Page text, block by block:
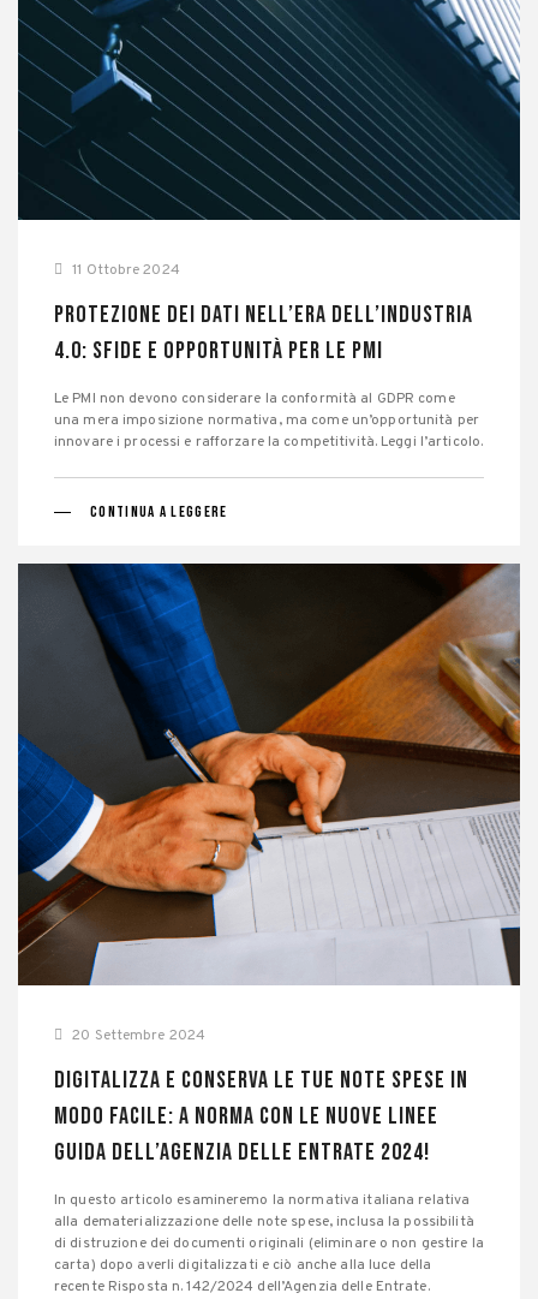
11 Ottobre 2024
Protezione dei Dati nell’Era dell’Industria
4.0: Sfide e Opportunità per le PMI
Le PMI non devono considerare la conformità al GDPR come
una mera imposizione normativa, ma come un’opportunità per
innovare i processi e rafforzare la competitività. Leggi l’articolo.
CONTINUA A LEGGERE
20 Settembre 2024
Digitalizza e Conserva le Tue Note Spese in
Modo Facile: a norma con le Nuove Linee
Guida dell’Agenzia delle Entrate 2024!
In questo articolo esamineremo la normativa italiana relativa
alla dematerializzazione delle note spese, inclusa la possibilità
di distruzione dei documenti originali (eliminare o non gestire la
carta) dopo averli digitalizzati e ciò anche alla luce della
recente Risposta n. 142/2024 dell’Agenzia delle Entrate.